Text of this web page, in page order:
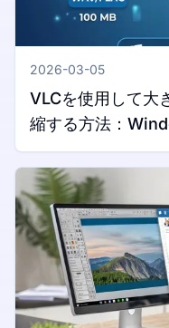
2026-03-05
VLCを使用して大
縮する方法：
イド